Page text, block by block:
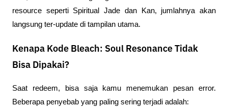
resource seperti Spiritual Jade dan Kan, jumlahnya akan
langsung ter-update di tampilan utama.
Kenapa Kode Bleach: Soul Resonance Tidak
Bisa Dipakai?
Saat redeem, bisa saja kamu menemukan pesan error.
Beberapa penyebab yang paling sering terjadi adalah: